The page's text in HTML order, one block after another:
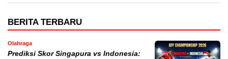
BERITA TERBARU
Olahraga
Prediksi Skor Singapura vs Indonesia: